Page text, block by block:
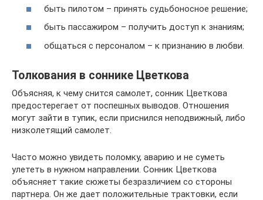
быть пилотом – принять судьбоносное решение;
быть пассажиром – получить доступ к знаниям;
общаться с персоналом – к признанию в любви.
Толкования в соннике Цветкова
Объясняя, к чему снится самолет, сонник Цветкова
предостерегает от поспешных выводов. Отношения
могут зайти в тупик, если приснился неподвижный, либо
низколетящий самолет.
Часто можно увидеть поломку, аварию и не суметь
улететь в нужном направлении. Сонник Цветкова
объясняет такие сюжеты безразличием со стороны
партнера. Он же дает положительные трактовки, если